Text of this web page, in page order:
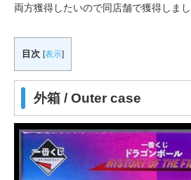
両方獲得したいので同店舗で獲得しまし
目次 [表示]
外箱 / Outer case